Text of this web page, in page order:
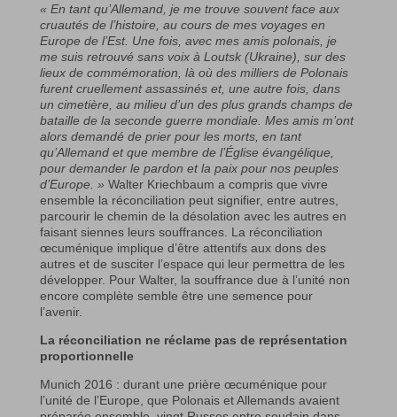
« En tant qu’Allemand, je me trouve souvent face aux
cruautés de l’histoire, au cours de mes voyages en
Europe de l’Est. Une fois, avec mes amis polonais, je
me suis retrouvé sans voix à Loutsk (Ukraine), sur des
lieux de commémoration, là où des milliers de Polonais
furent cruellement assassinés et, une autre fois, dans
un cimetière, au milieu d’un des plus grands champs de
bataille de la seconde guerre mondiale. Mes amis m’ont
alors demandé de prier pour les morts, en tant
qu’Allemand et que membre de l’Église évangélique,
pour demander le pardon et la paix pour nos peuples
d’Europe. » Walter Kriechbaum a compris que vivre
ensemble la réconciliation peut signifier, entre autres,
parcourir le chemin de la désolation avec les autres en
faisant siennes leurs souffrances. La réconciliation
œcuménique implique d’être attentifs aux dons des
autres et de susciter l’espace qui leur permettra de les
développer. Pour Walter, la souffrance due à l’unité non
encore complète semble être une semence pour
l’avenir.
La réconciliation ne réclame pas de représentation
proportionnelle
Munich 2016 : durant une prière œcuménique pour
l’unité de l’Europe, que Polonais et Allemands avaient